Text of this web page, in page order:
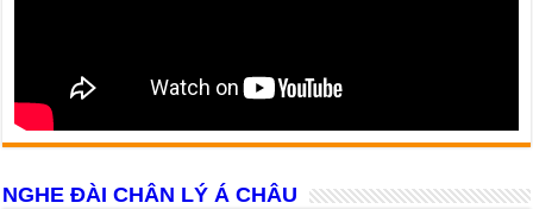
NGHE ĐÀI CHÂN LÝ Á CHÂU